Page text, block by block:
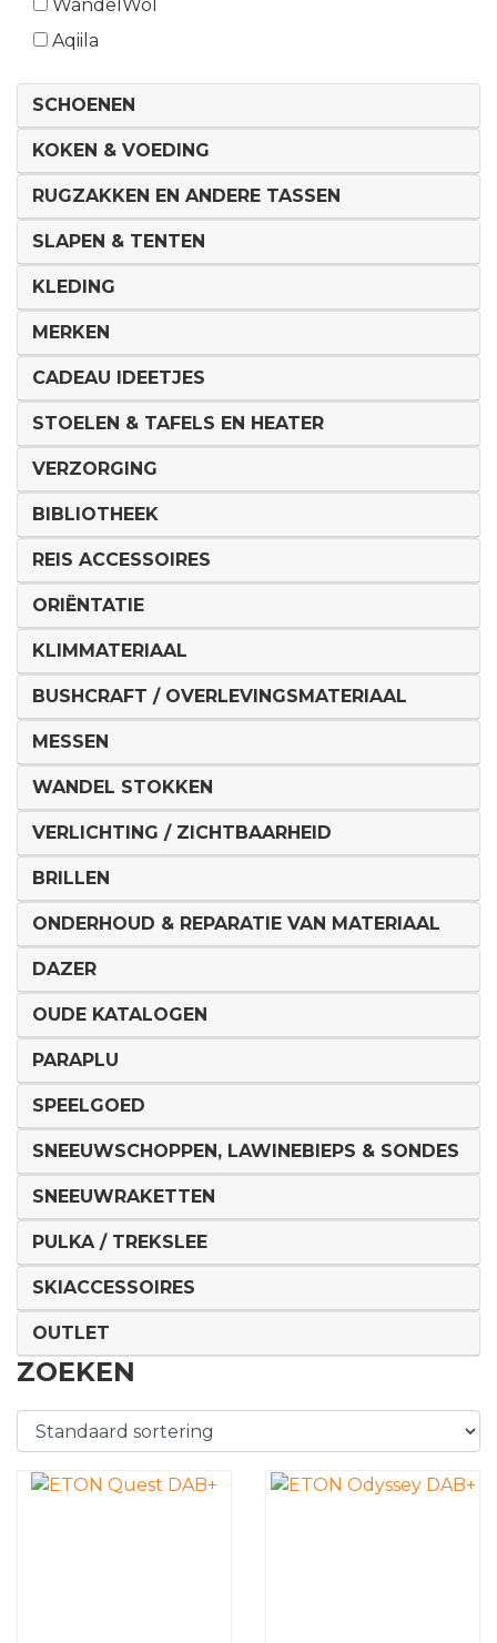
WandelWol
Aqiila
SCHOENEN
KOKEN & VOEDING
RUGZAKKEN EN ANDERE TASSEN
SLAPEN & TENTEN
KLEDING
MERKEN
CADEAU IDEETJES
STOELEN & TAFELS EN HEATER
VERZORGING
BIBLIOTHEEK
REIS ACCESSOIRES
ORIËNTATIE
KLIMMATERIAAL
BUSHCRAFT / OVERLEVINGSMATERIAAL
MESSEN
WANDEL STOKKEN
VERLICHTING / ZICHTBAARHEID
BRILLEN
ONDERHOUD & REPARATIE VAN MATERIAAL
DAZER
OUDE KATALOGEN
PARAPLU
SPEELGOED
SNEEUWSCHOPPEN, LAWINEBIEPS & SONDES
SNEEUWRAKETTEN
PULKA / TREKSLEE
SKIACCESSOIRES
OUTLET
ZOEKEN